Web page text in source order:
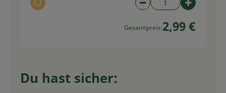
Auswahl ändern Artikelanzahl
Gesamtpreis:2,99 €
Du hast sicher: